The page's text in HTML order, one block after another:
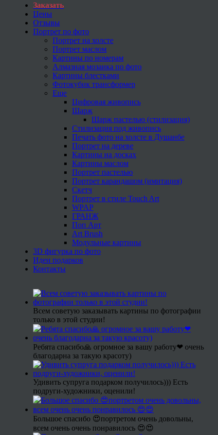
Заказать
Цены
Отзывы
Портрет по фото
Портрет на холсте
Портрет маслом
Картины по номерам
Алмазная мозаика по фото
Картины блестками
Фотокубик трансформер
Еще
Цифровая живопись
Шарж
Шарж пастелью (стилизация)
Стилизация под живопись
Печать фото на холсте в Душанбе
Портрет на дереве
Картины на досках
Картины маслом
Портрет пастелью
Портрет карандашом (имитация)
Скетч
Портрет в стиле Touch Art
WPAP
ГРАНЖ
Поп Арт
Art Brush
Модульные картины
3D фигурка по фото
Идеи подарков
Контакты
Всем советую заказывать картины по фотографии
только в этой студии!
Ребята спасибо🙏 огромное за вашу работу❤ очень
благодарна за такую красоту)
Удивить супруга подарком получилось))) Есть
подруги-художники, оценили!
Большое спасибо 😍портретом очень довольны,
всем очень очень понравилось 😍😍